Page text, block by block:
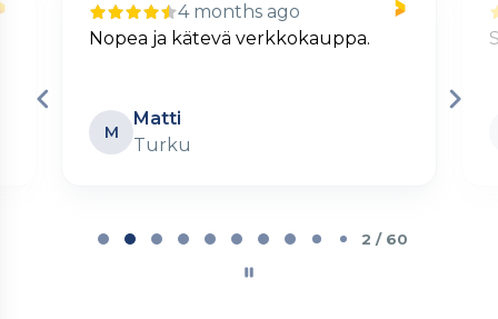
4 months ago
Nopea ja kätevä verkkokauppa.
M
Matti
Turku
2 / 60